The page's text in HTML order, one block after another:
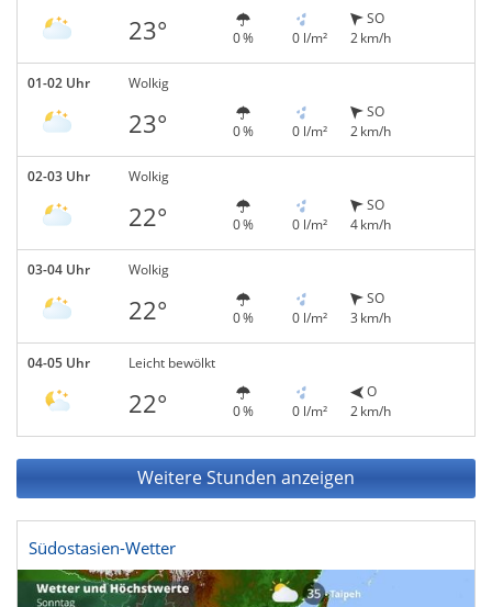
23° 0 % 0 l/m²
SO
2 km/h
01-02 Uhr Wolkig
23° 0 % 0 l/m²
SO
2 km/h
02-03 Uhr Wolkig
22° 0 % 0 l/m²
SO
4 km/h
03-04 Uhr Wolkig
22° 0 % 0 l/m²
SO
3 km/h
04-05 Uhr Leicht bewölkt
22° 0 % 0 l/m²
O
2 km/h
Weitere Stunden anzeigen
Südostasien-Wetter